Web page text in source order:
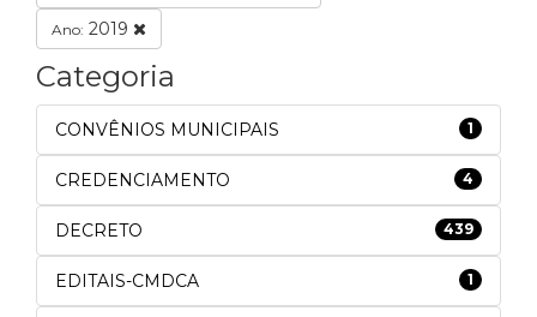
Ano: 2019
Categoria
CONVÊNIOS MUNICIPAIS 1
CREDENCIAMENTO 4
DECRETO 439
EDITAIS-CMDCA 1